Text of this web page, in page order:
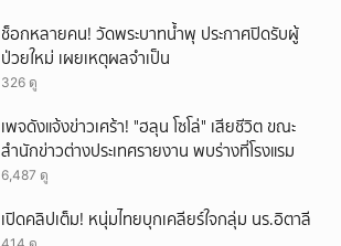
ช็อกหลายคน! วัดพระบาทน้ำพุ ประกาศปิดรับผู้
ป่วยใหม่ เผยเหตุผลจำเป็น
326 ดู
เพจดังแจ้งข่าวเศร้า! "ฮลุน โซโล่" เสียชีวิต ขณะ
สำนักข่าวต่างประเทศรายงาน พบร่างที่โรงแรม
6,487 ดู
เปิดคลิปเต็ม! หนุ่มไทยบุกเคลียร์ใจกลุ่ม นร.อิตาลี